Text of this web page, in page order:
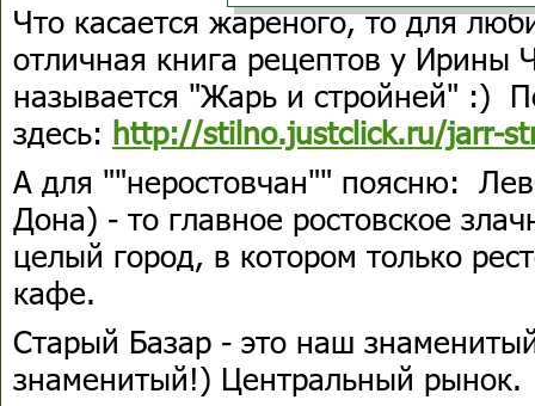
Что касается жареного, то для
отличная книга рецептов у Ирины
называется "Жарь и стройней" :)
здесь: http://stilno.justclick.ru/jarr-
А для ""неростовчан"" поясню:
Дона) - то главное ростовское
целый город, в котором только
кафе.
Старый Базар - это наш
знаменитый!) Центральный рынок.